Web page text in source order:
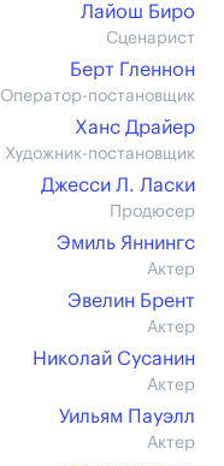
Лайош Биро
Сценарист
Берт Гленнон
Оператор-постановщик
Ханс Драйер
Художник-постановщик
Джесси Л. Ласки
Продюсер
Эмиль Яннингс
Актер
Эвелин Брент
Актер
Николай Сусанин
Актер
Уильям Пауэлл
Актер